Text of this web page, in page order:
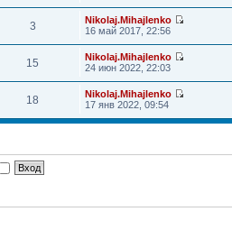
3
Nikolaj.Mihajlenko
16 май 2017, 22:56
15
Nikolaj.Mihajlenko
24 июн 2022, 22:03
18
Nikolaj.Mihajlenko
17 янв 2022, 09:54